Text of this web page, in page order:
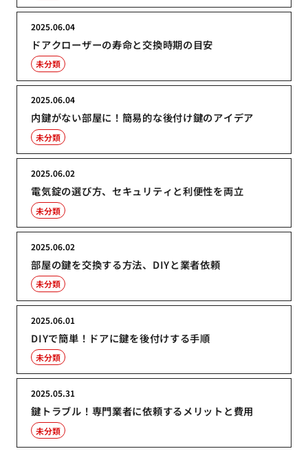
ドアクローザーの寿命と交換時期の目安
2025.06.04
未分類
内鍵がない部屋に！簡易的な後付け鍵のアイデア
2025.06.04
未分類
電気錠の選び方、セキュリティと利便性を両立
2025.06.02
未分類
部屋の鍵を交換する方法、DIYと業者依頼
2025.06.02
未分類
DIYで簡単！ドアに鍵を後付けする手順
2025.06.01
未分類
鍵トラブル！専門業者に依頼するメリットと費用
2025.05.31
未分類